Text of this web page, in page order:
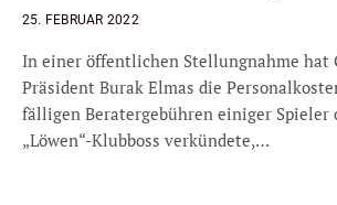
25. FEBRUAR 2022
In einer öffentlichen Stellungnahme hat
Präsident Burak Elmas die
fälligen Beratergebühren einiger Spieler
„Löwen“-Klubboss verkündete,…